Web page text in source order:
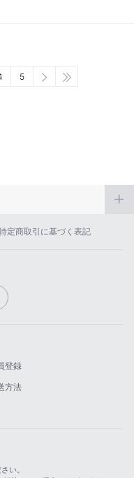
5
定商取引に基づく表記
登録
方法
い。